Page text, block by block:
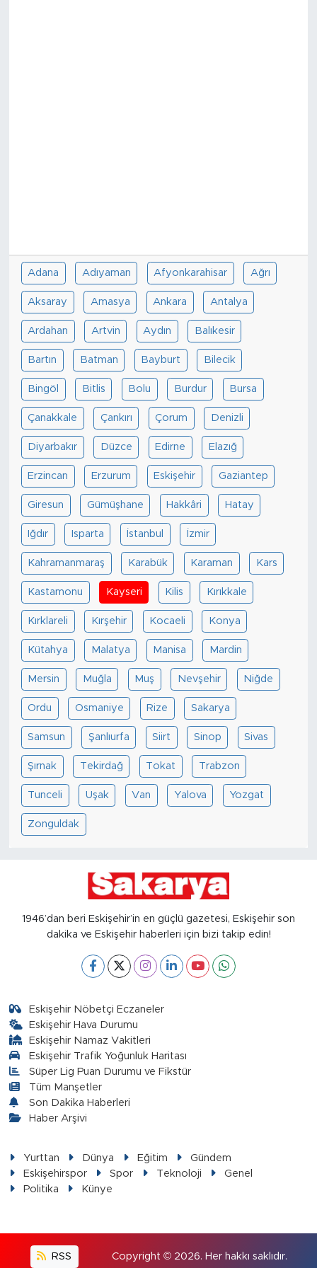
Adana Adıyaman Afyonkarahisar Ağrı
Aksaray Amasya Ankara Antalya
Ardahan Artvin Aydın Balıkesir
Bartın Batman Bayburt Bilecik
Bingöl Bitlis Bolu Burdur Bursa
Çanakkale Çankırı Çorum Denizli
Diyarbakır Düzce Edirne Elazığ
Erzincan Erzurum Eskişehir Gaziantep
Giresun Gümüşhane Hakkâri Hatay
Iğdır Isparta İstanbul İzmir
Kahramanmaraş Karabük Karaman Kars
Kastamonu Kayseri Kilis Kırıkkale
Kırklareli Kırşehir Kocaeli Konya
Kütahya Malatya Manisa Mardin
Mersin Muğla Muş Nevşehir Niğde
Ordu Osmaniye Rize Sakarya
Samsun Şanlıurfa Siirt Sinop Sivas
Şırnak Tekirdağ Tokat Trabzon
Tunceli Uşak Van Yalova Yozgat
Zonguldak
1946’dan beri Eskişehir’in en güçlü gazetesi, Eskişehir son
dakika ve Eskişehir haberleri için bizi takip edin!
Eskişehir Nöbetçi Eczaneler
Eskişehir Hava Durumu
Eskişehir Namaz Vakitleri
Eskişehir Trafik Yoğunluk Haritası
Süper Lig Puan Durumu ve Fikstür
Tüm Manşetler
Son Dakika Haberleri
Haber Arşivi
Yurttan Dünya Eğitim
Gündem
Eskişehirspor
Spor Teknoloji
Genel
Politika
Künye
RSS Copyright © 2026. Her hakkı saklıdır.